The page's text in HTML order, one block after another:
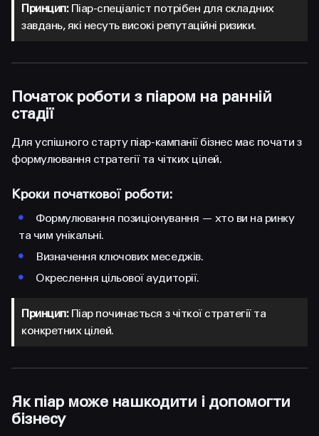
Принцип:Піар-спеціаліст потрібен для складних
завдань, які несуть високі репутаційні ризики.
Початок роботи з піаром на ранній
стадії
Для успішного старту піар-кампанії бізнес має почати з
формулювання стратегії та чітких цілей.
Кроки початкової роботи:
•
Формулювання позиціонування — хто ви на ринку
та чим унікальні.
•
Визначення ключових меседжів.
•
Окреслення цільової аудиторії.
Принцип:Піар починається з чіткої стратегії та
конкретних цілей.
Як піар може нашкодити і допомогти
бізнесу